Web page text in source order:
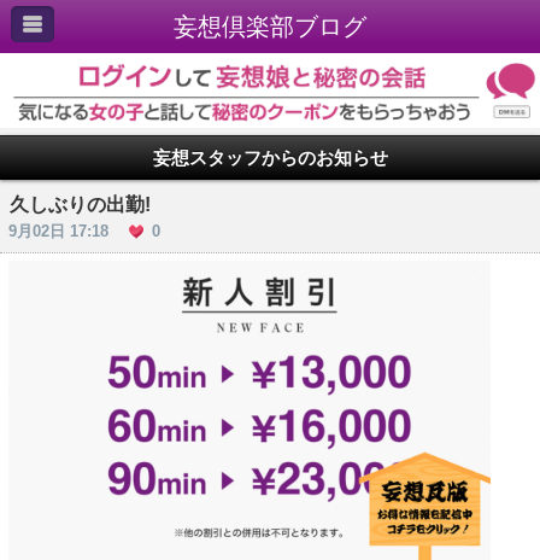
妄想倶楽部ブログ
妄想スタッフからのお知らせ
久しぶりの出勤!
9月02日 17:18 0